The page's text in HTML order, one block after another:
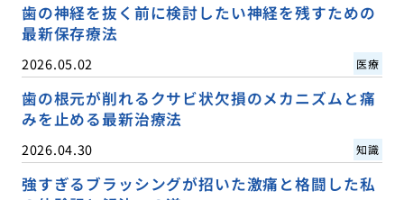
歯の神経を抜く前に検討したい神経を残すための
最新保存療法
2026.05.02 医療
歯の根元が削れるクサビ状欠損のメカニズムと痛
みを止める最新治療法
2026.04.30 知識
強すぎるブラッシングが招いた激痛と格闘した私